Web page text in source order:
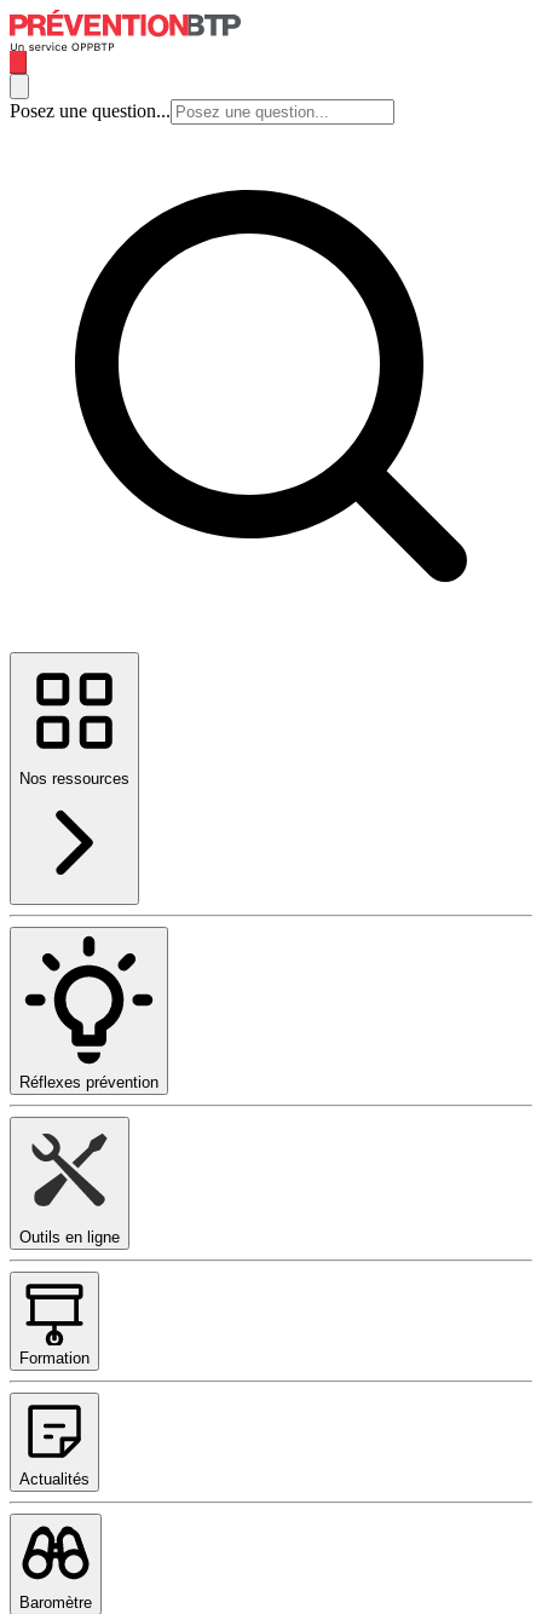
Posez une question...
Nos ressources
Réflexes prévention
Outils en ligne
Formation
Actualités
Baromètre